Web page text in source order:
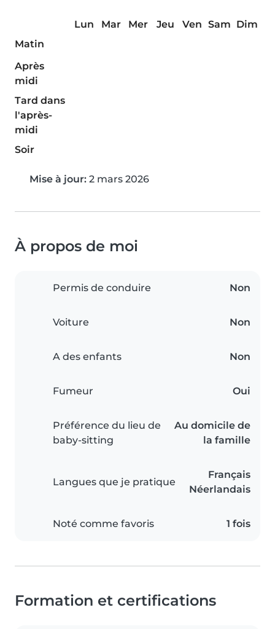
Lun Mar Mer Jeu Ven Sam Dim
Matin
Après
midi
Tard dans
l'après-
midi
Soir
Mise à jour: 2 mars 2026
À propos de moi
Permis de conduire Non
Voiture Non
A des enfants Non
Fumeur Oui
Préférence du lieu de
baby-sitting
Au domicile de
la famille
Langues que je pratique
Français
Néerlandais
Noté comme favoris 1 fois
Formation et certifications